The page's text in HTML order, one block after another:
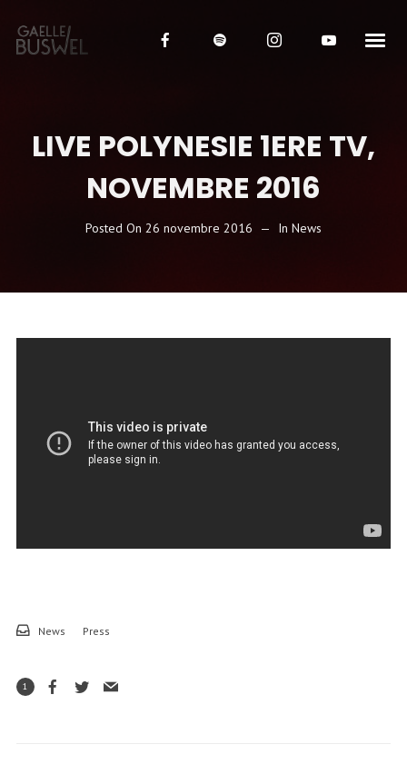
LIVE POLYNESIE 1ERE TV,
NOVEMBRE 2016
Posted On 26 novembre 2016 In News
News Press
1